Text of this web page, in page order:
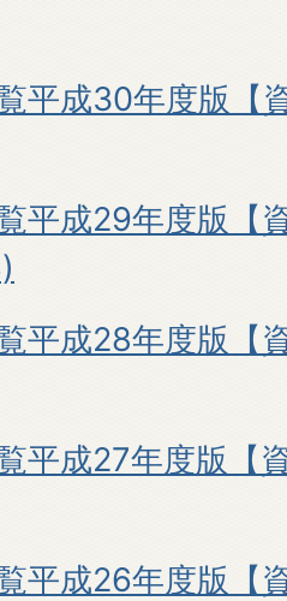
平成30年度版【
平成29年度版【
平成28年度版【
平成27年度版【
平成26年度版【